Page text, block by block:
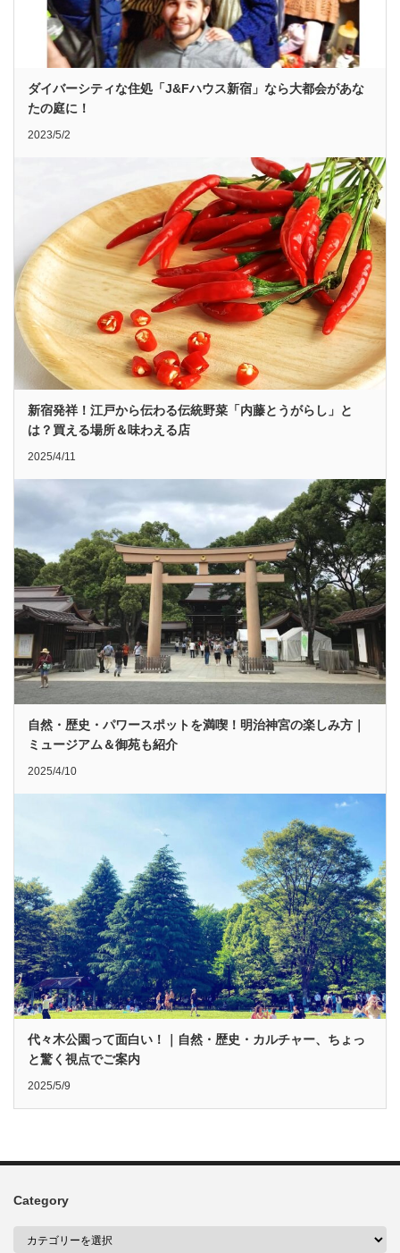
ダイバーシティな住処「J&Fハウス新宿」なら大都会があな
たの庭に！
2023/5/2
新宿発祥！江戸から伝わる伝統野菜「内藤とうがらし」と
は？買える場所＆味わえる店
2025/4/11
自然・歴史・パワースポットを満喫！明治神宮の楽しみ方｜
ミュージアム＆御苑も紹介
2025/4/10
代々木公園って面白い！｜自然・歴史・カルチャー、ちょっ
と驚く視点でご案内
2025/5/9
Category